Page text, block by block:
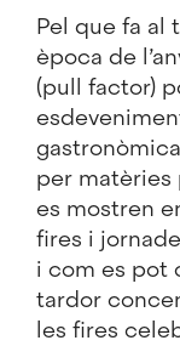
Pel que fa al
època de
(pull factor)
per matèries
es mostren
fires i
i com es pot
tardor
les fires